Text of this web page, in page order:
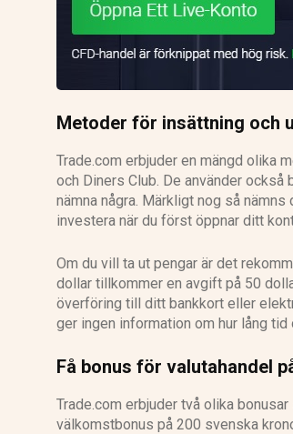
Metoder för insättning och
Trade.com erbjuder en mängd olika
och Diners Club. De använder
nämna några. Märkligt nog så
investera när du först öppnar ditt
Om du vill ta ut pengar är det
dollar tillkommer en avgift på 50
överföring till ditt bankkort eller
ger ingen information om hur lång
Få bonus för valutahandel
Trade.com erbjuder två olika
välkomstbonus på 200 svenska